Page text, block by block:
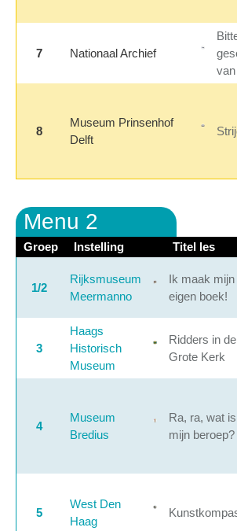
7 Nationaal Archief
8
Museum Prinsenhof
Delft
Menu 2
Groep Instelling Titel les
1/2
Rijksmuseum
Meermanno
Ik maak mijn
eigen boek!
3
Haags
Historisch
Museum
Ridders in de
Grote Kerk
4
Museum
Bredius
Ra, ra, wat is
mijn beroep?
5
West Den
Haag